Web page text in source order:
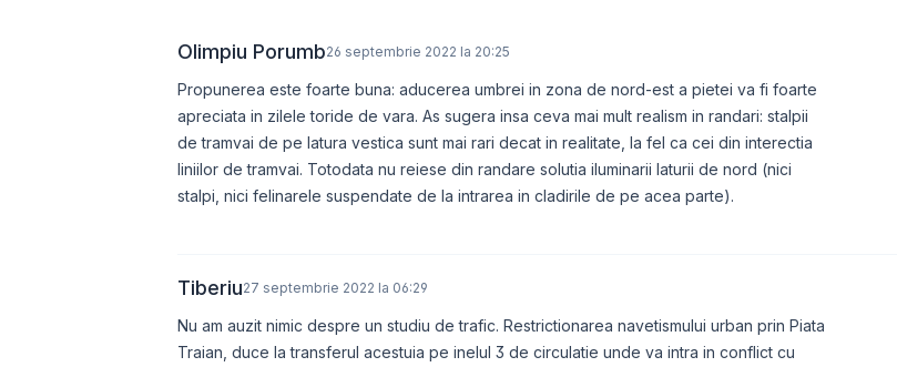
Olimpiu Porumb26 septembrie 2022 la 20:25
Propunerea este foarte buna: aducerea umbrei in zona de nord-est a pietei va fi foarte
apreciata in zilele toride de vara. As sugera insa ceva mai mult realism in randari: stalpii
de tramvai de pe latura vestica sunt mai rari decat in realitate, la fel ca cei din interectia
liniilor de tramvai. Totodata nu reiese din randare solutia iluminarii laturii de nord (nici
stalpi, nici felinarele suspendate de la intrarea in cladirile de pe acea parte).
Tiberiu27 septembrie 2022 la 06:29
Nu am auzit nimic despre un studiu de trafic. Restrictionarea navetismului urban prin Piata
Traian, duce la transferul acestuia pe inelul 3 de circulatie unde va intra in conflict cu